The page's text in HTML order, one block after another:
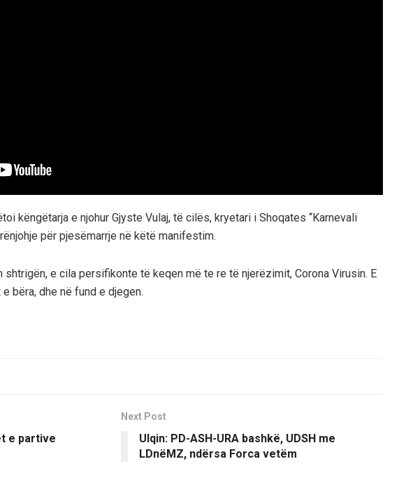
këngëtarja e njohur Gjyste Vulaj, të cilës, kryetari i Shoqates “Karnevali
për pjesëmarrje në këtë manifestim.
shtrigën, e cila persifikonte të keqen më te re të njerëzimit, Corona Virusin. E
bëra, dhe në fund e djegen.
e partive
Next Post
Ulqin: PD-ASH-URA bashkë, UDSH me
LDnëMZ, ndërsa Forca vetëm